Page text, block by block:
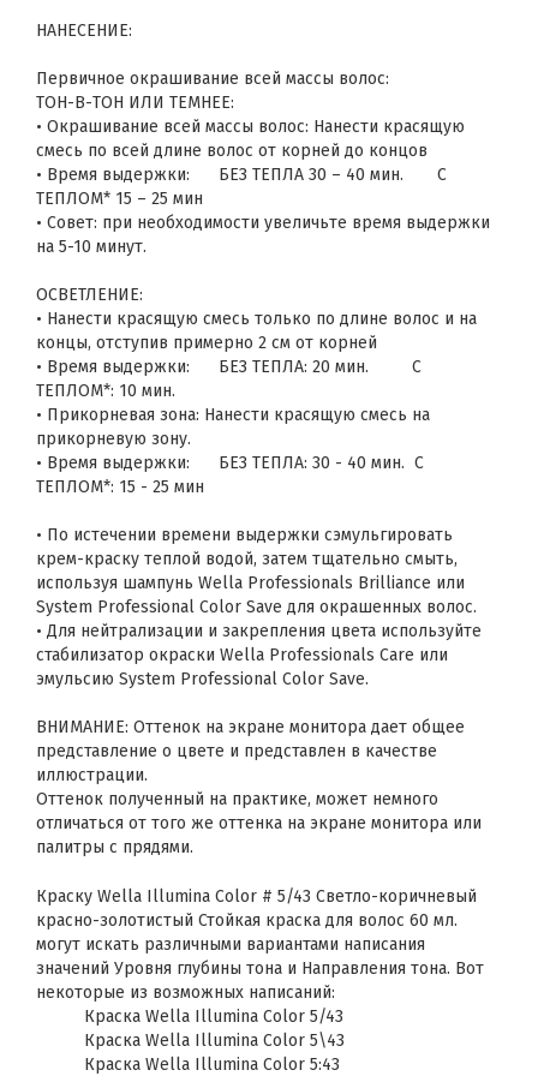
НАНЕСЕНИЕ:
Первичное окрашивание всей массы волос:
ТОН-В-ТОН ИЛИ ТЕМНЕЕ:
• Окрашивание всей массы волос: Нанести красящую
смесь по всей длине волос от корней до концов
• Время выдержки: БЕЗ ТЕПЛА 30 – 40 мин. С
ТЕПЛОМ* 15 – 25 мин
• Совет: при необходимости увеличьте время выдержки
на 5-10 минут.
ОСВЕТЛЕНИЕ:
• Нанести красящую смесь только по длине волос и на
концы, отступив примерно 2 см от корней
• Время выдержки: БЕЗ ТЕПЛА: 20 мин. С
ТЕПЛОМ*: 10 мин.
• Прикорневая зона: Нанести красящую смесь на
прикорневую зону.
• Время выдержки: БЕЗ ТЕПЛА: 30 - 40 мин. С
ТЕПЛОМ*: 15 - 25 мин
• По истечении времени выдержки сэмульгировать
крем-краску теплой водой, затем тщательно смыть,
используя шампунь Wella Professionals Brilliance или
System Professional Color Save для окрашенных волос.
• Для нейтрализации и закрепления цвета используйте
стабилизатор окраски Wella Professionals Care или
эмульсию System Professional Color Save.
ВНИМАНИЕ: Оттенок на экране монитора дает общее
представление о цвете и представлен в качестве
иллюстрации.
Оттенок полученный на практике, может немного
отличаться от того же оттенка на экране монитора или
палитры с прядями.
Краску Wella Illumina Color # 5/43 Светло-коричневый
красно-золотистый Стойкая краска для волос 60 мл.
могут искать различными вариантами написания
значений Уровня глубины тона и Направления тона. Вот
некоторые из возможных написаний:
Краска Wella Illumina Color 5/43
Краска Wella Illumina Color 5\43
Краска Wella Illumina Color 5:43